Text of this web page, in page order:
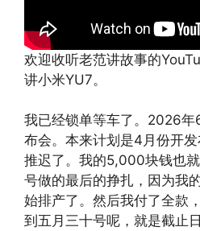
欢迎收听老范讲故事的
讲小米YU7。
我已经锁单等车了。2026
布会。本来计划是4月份开
推迟了。我的5,000块钱也
号做的最后的挣扎，因为我
始排产了。然后我付了全款
到五月三十号呢，就是截止